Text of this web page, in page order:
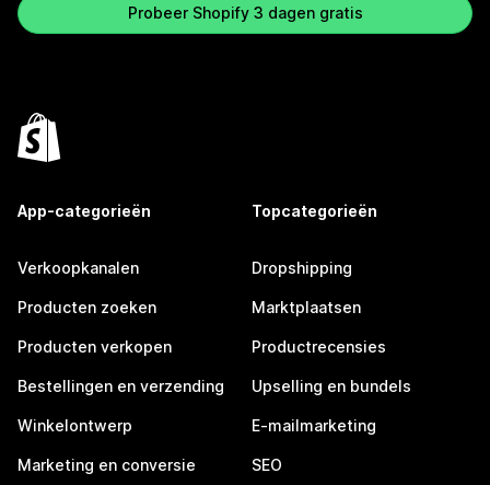
Probeer Shopify 3 dagen gratis
App-categorieën
Verkoopkanalen
Producten zoeken
Producten verkopen
Bestellingen en verzending
Winkelontwerp
Marketing en conversie
Topcategorieën
Dropshipping
Marktplaatsen
Productrecensies
Upselling en bundels
E-mailmarketing
SEO